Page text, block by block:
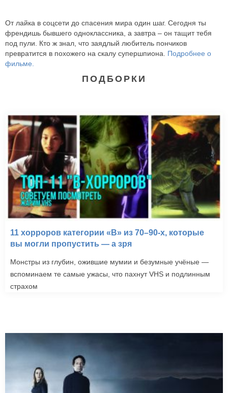
От лайка в соцсети до спасения мира один шаг. Сегодня ты
френдишь бывшего одноклассника, а завтра – он тащит тебя
под пули. Кто ж знал, что заядлый любитель пончиков
превратится в похожего на скалу супершпиона. Подробнее о
фильме.
ПОДБОРКИ
11 хорроров категории «B» из 70–90-х, которые
вы могли пропустить — а зря
Монстры из глубин, ожившие мумии и безумные учёные —
вспоминаем те самые ужасы, что пахнут VHS и подлинным
страхом